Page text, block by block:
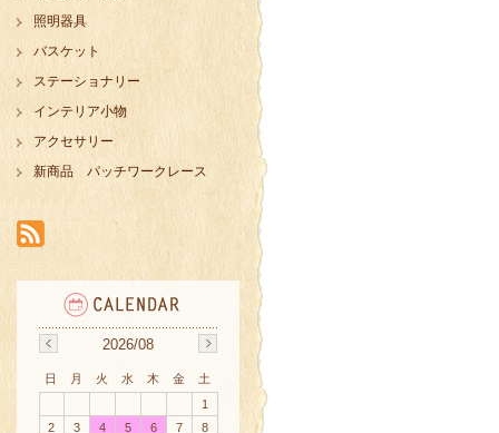
照明器具
バスケット
ステーショナリー
インテリア小物
アクセサリー
新商品 パッチワークレース
2026/08
日 月 火 水 木 金
土
1
2
3 4 5 6 7
8